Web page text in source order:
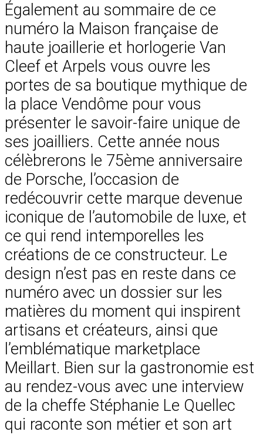
Également au sommaire de ce
numéro la Maison française de
haute joaillerie et horlogerie Van
Cleef et Arpels vous ouvre les
portes de sa boutique mythique de
la place Vendôme pour vous
présenter le savoir-faire unique de
ses joailliers. Cette année nous
célèbrerons le 75ème anniversaire
de Porsche, l’occasion de
redécouvrir cette marque devenue
iconique de l’automobile de luxe, et
ce qui rend intemporelles les
créations de ce constructeur. Le
design n’est pas en reste dans ce
numéro avec un dossier sur les
matières du moment qui inspirent
artisans et créateurs, ainsi que
l’emblématique marketplace
Meillart. Bien sur la gastronomie est
au rendez-vous avec une interview
de la cheffe Stéphanie Le Quellec
qui raconte son métier et son art